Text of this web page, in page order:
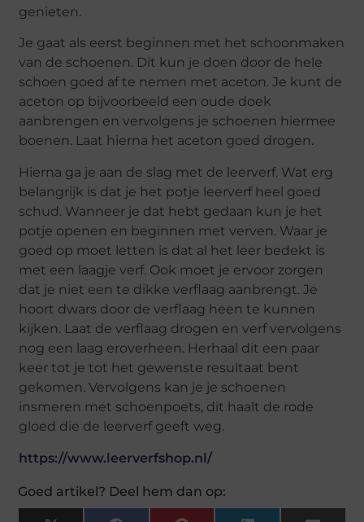
genieten.
Je gaat als eerst beginnen met het schoonmaken
van de schoenen. Dit kun je doen door de hele
schoen goed af te nemen met aceton. Je kunt de
aceton op bijvoorbeeld een oude doek
aanbrengen en vervolgens je schoenen hiermee
boenen. Laat hierna het aceton goed drogen.
Hierna ga je aan de slag met de leerverf. Wat erg
belangrijk is dat je het potje leerverf heel goed
schud. Wanneer je dat hebt gedaan kun je het
potje openen en beginnen met verven. Waar je
goed op moet letten is dat al het leer bedekt is
met een laagje verf. Ook moet je ervoor zorgen
dat je niet een te dikke verflaag aanbrengt. Je
hoort dwars door de verflaag heen te kunnen
kijken. Laat de verflaag drogen en verf vervolgens
nog een laag eroverheen. Herhaal dit een paar
keer tot je tot het gewenste resultaat bent
gekomen. Vervolgens kan je je schoenen
insmeren met schoenpoets, dit haalt de rode
gloed die de leerverf geeft weg.
https://www.leerverfshop.nl/
Goed artikel? Deel hem dan op: